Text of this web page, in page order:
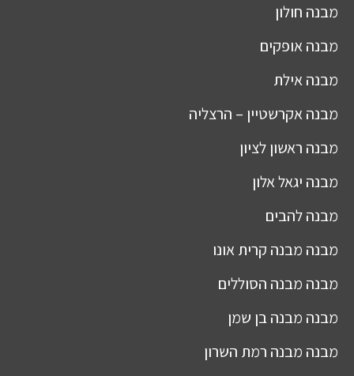
מבנה חולון
מבנהאופקים
מבנהאילת
מבנהאקרשטיין – הרצליה
מבנה ראשון לציון
מבנה יגאל אלון
מבנהלהבים
מבנה מבנה קרית אונו
מבנה מבנה הסוללים
מבנה מבנה בן שמן
מבנה מבנה רמת השרון